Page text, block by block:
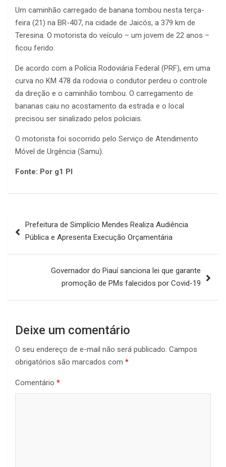
Um caminhão carregado de banana tombou nesta terça-
feira (21) na BR-407, na cidade de Jaicós, a 379 km de
Teresina. O motorista do veículo – um jovem de 22 anos –
ficou ferido.
De acordo com a Polícia Rodoviária Federal (PRF), em uma
curva no KM 478 da rodovia o condutor perdeu o controle
da direção e o caminhão tombou. O carregamento de
bananas caiu no acostamento da estrada e o local
precisou ser sinalizado pelos policiais.
O motorista foi socorrido pelo Serviço de Atendimento
Móvel de Urgência (Samu).
Fonte: Por g1 PI
de
Prefeitura de Simplício Mendes Realiza Audiência
Pública e Apresenta Execução Orçamentária
Governador do Piauí sanciona lei que garante
promoção de PMs falecidos por Covid-19
Deixe um comentário
O seu endereço de e-mail não será publicado. Campos
obrigatórios são marcados com *
Comentário *